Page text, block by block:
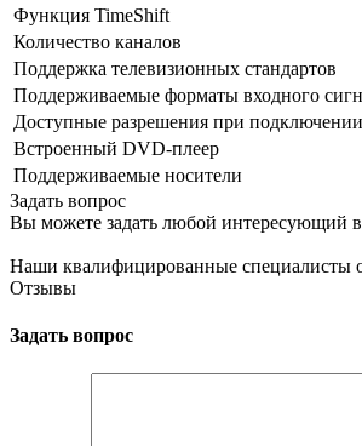
Функция TimeShift
Количество каналов
Поддержка телевизионных стандартов
Поддерживаемые форматы входного
Доступные разрешения при
Встроенный DVD-плеер
Поддерживаемые носители
Задать вопрос
Вы можете задать любой интересующий
Наши квалифицированные специалисты
Отзывы
Задать вопрос